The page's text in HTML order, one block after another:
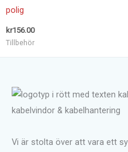
polig
kr156.00
Tillbehör
Vi är stolta över att vara ett